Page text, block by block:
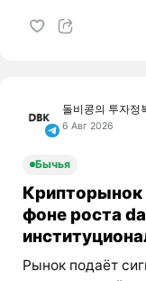
돌비콩의 투자정
6 Авг 2026
Бычья
Крипторынок
фоне роста
Рынок подаёт